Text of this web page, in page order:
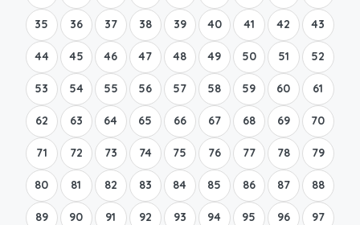
35 36 37 38 39 40 41 42 43
44 45 46 47 48 49 50 51 52
53 54 55 56 57 58 59 60 61
62 63 64 65 66 67 68 69 70
71 72 73 74 75 76 77 78 79
80 81 82 83 84 85 86 87 88
89 90 91 92 93 94 95 96 97